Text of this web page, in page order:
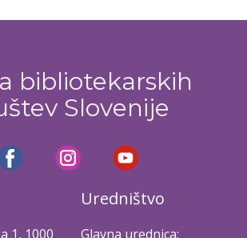
bibliotekarskih
Slovenije
1, 1000
Uredništvo
Glavna urednica: